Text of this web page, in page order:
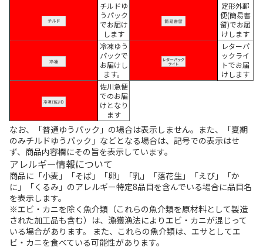
チルドゆ
うパック
でお届け
します
定形外郵
便(簡易書
留)でお届
けします
冷凍ゆう
パックで
お届けし
ます。
レターパ
ックライ
トでお届
けします
佐川急便
でのお届
けとなり
ます
なお、「普通ゆうパック」の場合は表示しません。また、「夏期
のみチルドゆうパック」などとなる場合は、記号での表示はせ
ず、商品内容欄にその旨を表示しています。
アレルギー情報について
商品に「小麦」「そば」「卵」「乳」「落花生」「えび」「か
に」「くるみ」のアレルギー特定8品目を含んでいる場合に品目名
を表示します。
※エビ・カニを除く魚介類（これらの魚介類を原材料として製造
された加工品も含む）は、漁獲漁法によりエビ・カニが混じって
いる場合があります。 また、これらの魚介類は、エサとしてエ
ビ・カニを食べている可能性があります。